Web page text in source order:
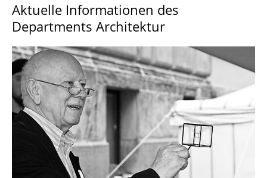
Aktuelle Informationen des
Departments Architektur